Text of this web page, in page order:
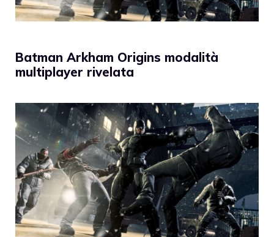
Batman Arkham Origins modalità
multiplayer rivelata